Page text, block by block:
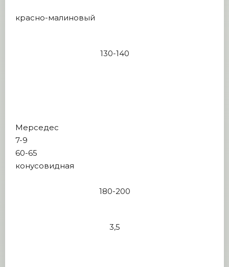
красно-малиновый
130-140
Мерседес
7-9
60-65
конусовидная
180-200
3,5